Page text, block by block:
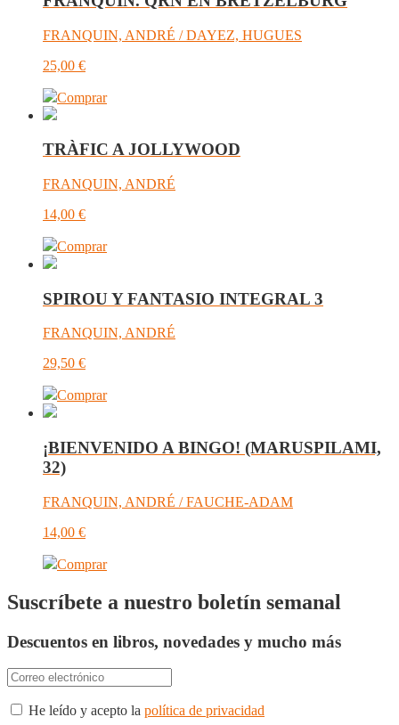
FRANQUIN, ANDRÉ / DAYEZ, HUGUES
25,00 €
Comprar
TRÀFIC A JOLLYWOOD
FRANQUIN, ANDRÉ
14,00 €
Comprar
SPIROU Y FANTASIO INTEGRAL 3
FRANQUIN, ANDRÉ
29,50 €
Comprar
¡BIENVENIDO A BINGO! (MARUSPILAMI,
32)
FRANQUIN, ANDRÉ / FAUCHE-ADAM
14,00 €
Comprar
Suscríbete a nuestro boletín semanal
Descuentos en libros, novedades y mucho más
He leído y acepto la política de privacidad